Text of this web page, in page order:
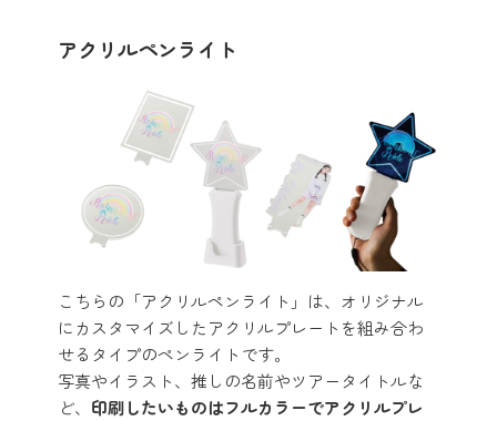
アクリルペンライト
こちらの「アクリルペンライト」は、オリジナル
にカスタマイズしたアクリルプレートを組み合わ
せるタイプのペンライトです。
写真やイラスト、推しの名前やツアータイトルな
ど、 印刷したいものはフルカラーでアクリルプレ